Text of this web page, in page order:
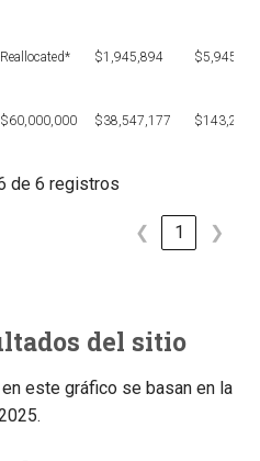
Reallocated* $1,945,894
$60,000,000 $38,547,177
de 6 registros
❮ 1 ❯
del sitio
este gráfico se basan en la